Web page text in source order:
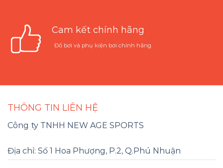
Cam kết chính hãng
Đồ bơi và phụ kiện bơi chính hãng
THÔNG TIN LIÊN HỆ
Công ty TNHH NEW AGE SPORTS
Địa chỉ: Số 1 Hoa Phượng, P.2, Q.Phú Nhuận